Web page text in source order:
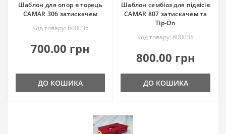
Шаблон для опор в торець
CAMAR 306 затискачем
Код товару: 600035
700.00 грн
ДО КОШИКА
Шаблон сембіоз для підвісів
CAMAR 807 затискачем та
Tip-On
Код товару: 800035
800.00 грн
ДО КОШИКА